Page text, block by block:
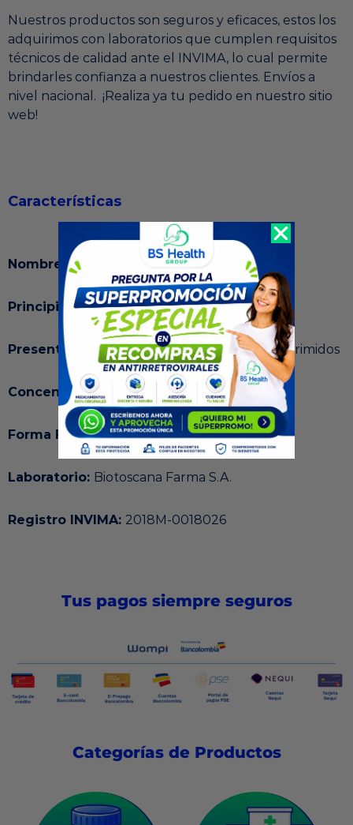
Nuestros productos son seguros y eficaces, estos los
adquirimos con laboratorios que cumplen requisitos
técnicos de calidad ante el INVIMA, lo cual permite
brindarles confianza a nuestros clientes. Envíos a
nivel nacional. ¡Realiza ya tu pedido en nuestro sitio
web!
Características
Nombre:Zyvalix
Principio activo:Abiraterona
Presentación Comercial:Caja con 120 comprimidos
Concentración: 250 mg
Forma Farmacéutica:Tableta Recubierta
Laboratorio: Biotoscana Farma S.A.
Registro INVIMA: 2018M-0018026
Tus pagos siempre seguros
Categorías de Productos
Recompra